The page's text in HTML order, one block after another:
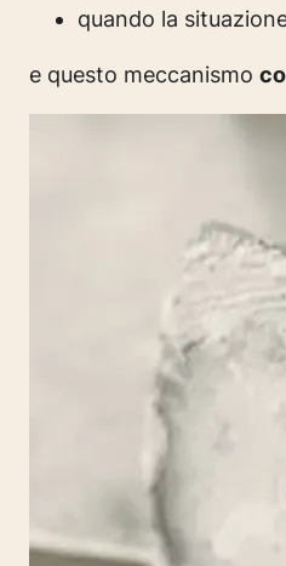
quando la
e questo meccanismo